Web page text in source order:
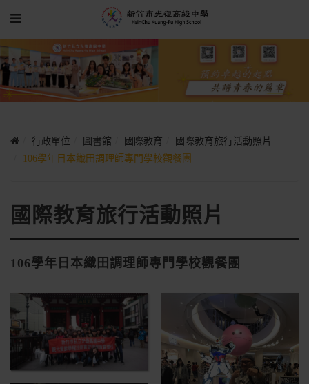
行政單位 圖書館 國際教育
國際教育旅行活動照片
106學年日本織田調理師專門學校觀餐團
國際教育旅行活動照片
106學年日本織田調理師專門學校觀餐團